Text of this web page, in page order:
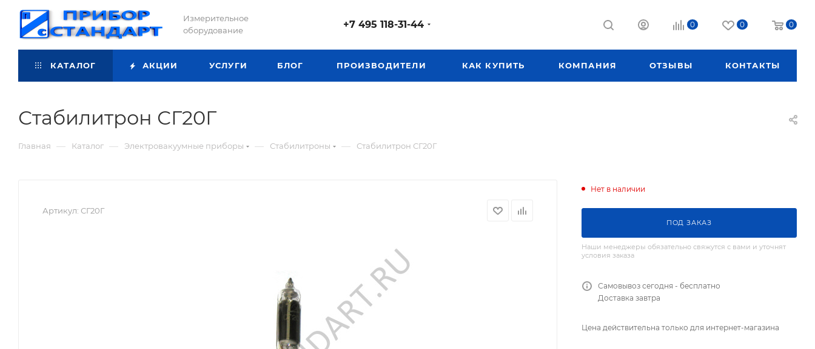
Измерительное
оборудование
+7 495 118-31-44 0 0 0
КАТАЛОГ АКЦИИ УСЛУГИ БЛОГ ПРОИЗВОДИТЕЛИ КАК КУПИТЬ КОМПАНИЯ ОТЗЫВЫ КОНТАКТЫ
Стабилитрон СГ20Г
Главная — Каталог — Электровакуумные приборы — Стабилитроны — Стабилитрон СГ20Г
Артикул: СГ20Г
Нет в наличии
ПОД ЗАКАЗ
Наши менеджеры обязательно свяжутся с вами и уточнят
условия заказа
Самовывоз сегодня - бесплатно
Доставка завтра
Цена действительна только для интернет-магазина